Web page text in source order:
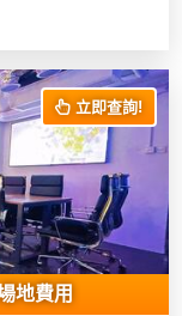
立即查詢!
地費用